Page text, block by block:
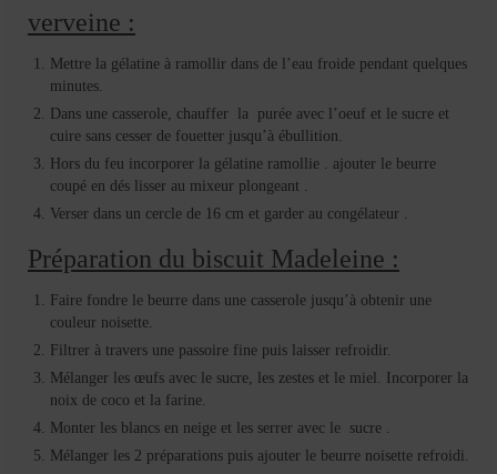
verveine :
Mettre la gélatine à ramollir dans de l’eau froide pendant quelques
minutes.
Dans une casserole, chauffer la purée avec l’oeuf et le sucre et
cuire sans cesser de fouetter jusqu’à ébullition.
Hors du feu incorporer la gélatine ramollie . ajouter le beurre
coupé en dés lisser au mixeur plongeant .
Verser dans un cercle de 16 cm et garder au congélateur .
Préparation du biscuit Madeleine :
Faire fondre le beurre dans une casserole jusqu’à obtenir une
couleur noisette.
Filtrer à travers une passoire fine puis laisser refroidir.
Mélanger les œufs avec le sucre, les zestes et le miel. Incorporer la
noix de coco et la farine.
Monter les blancs en neige et les serrer avec le sucre .
Mélanger les 2 préparations puis ajouter le beurre noisette refroidi.